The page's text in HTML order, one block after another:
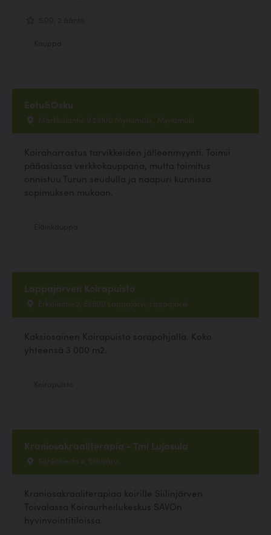
Eetu&Osku
Markkalantie 9 23100 Mynämäki , Mynämäki
Koiraharrastus tarvikkeiden jälleenmyynti. Toimii
pääasiassa verkkokauppana, mutta toimitus
onnistuu Turun seudulla ja naapuri kunnissa
sopimuksen mukaan.
Lappajärven Koirapuisto
Erkkiläntie 2, 62600 Lappajärvi, Lappajärvi
Kaksiosainen Koirapuisto sorapohjalla. Koko
yhteensä 3 000 m2.
Kraniosakraaliterapia - Tmi Lujasula
Sähkökierto 4, Siilinjärvi
Kraniosakraaliterapiaa koirille Siilinjärven
Toivalassa Koiraurheilukeskus SAVOn
hyvinvointitiloissa.